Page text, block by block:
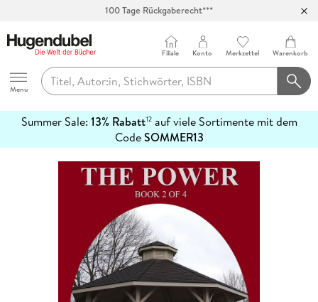
100 Tage Rückgaberecht***
Hugendubel
Menu
Filiale Konto Merkzettel Warenkorb
Summer Sale: 13% Rabatt12auf viele Sortimente mit dem
CodeSOMMER13
erfahren